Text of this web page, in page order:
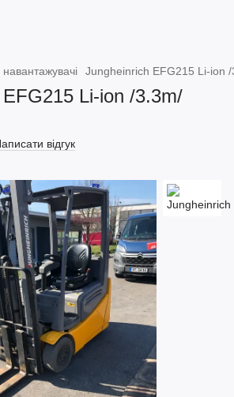
навантажувачі Jungheinrich EFG215 Li-ion
Li-ion /3.3m/
відгук